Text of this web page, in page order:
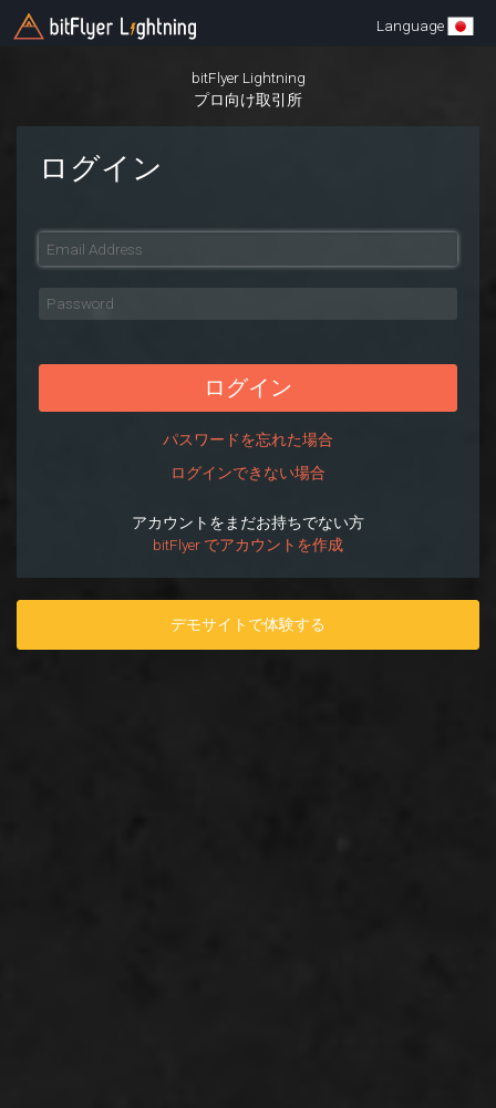
Language
bitFlyer Lightning
プロ向け取引所
ログイン
ログイン
パスワードを忘れた場合
ログインできない場合
アカウントをまだお持ちでない方
bitFlyer でアカウントを作成
デモサイトで体験する